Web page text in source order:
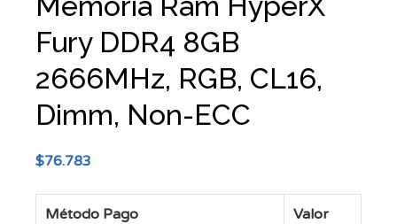
Fury DDR4 8GB
2666MHz, RGB, CL16,
Dimm, Non-ECC
$76.783
Método Pago Valor